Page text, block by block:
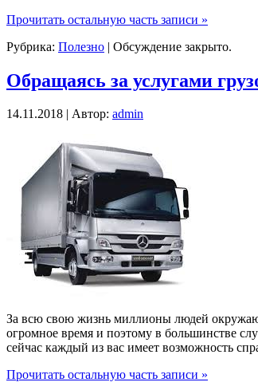
Прочитать остальную часть записи »
Рубрика: Полезно | Обсуждение закрыто.
Обращаясь за услугами
14.11.2018 | Автор: admin
За всю свою жизнь миллионы людей
огромное время и поэтому в большинстве
сейчас каждый из вас имеет возможность
Прочитать остальную часть записи »